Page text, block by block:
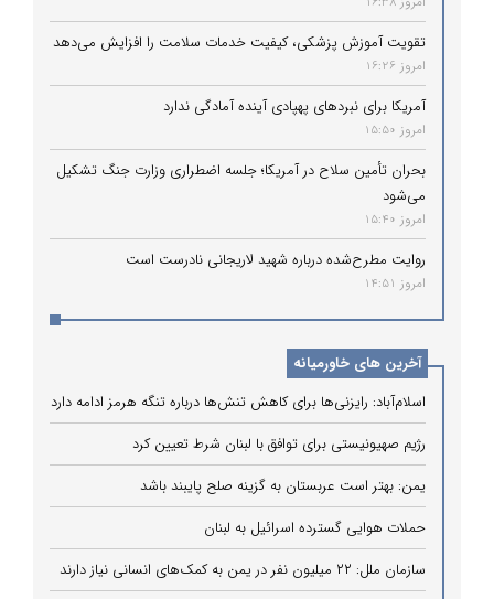
تقویت آموزش پزشکی، کیفیت خدمات سلامت را افزایش می‌دهد
امروز 16:26
آمریکا برای نبردهای پهپادی آینده آمادگی ندارد
امروز 15:50
بحران تأمین سلاح در آمریکا؛ جلسه اضطراری وزارت جنگ تشکیل
می‌شود
امروز 15:40
روایت مطرح‌شده درباره شهید لاریجانی نادرست است
امروز 14:51
آخرین های خاورمیانه
اسلام‌آباد: رایزنی‌ها برای کاهش تنش‌ها درباره تنگه هرمز ادامه دارد
رژیم صهیونیستی برای توافق با لبنان شرط تعیین کرد
یمن: بهتر است عربستان به گزینه صلح پایبند باشد
حملات هوایی گسترده اسرائیل به لبنان
سازمان ملل: ۲۲ میلیون نفر در یمن به کمک‌های انسانی نیاز دارند